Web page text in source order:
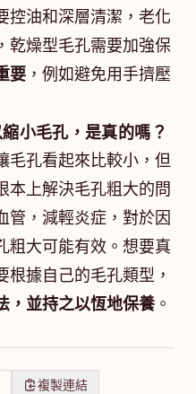
控油和深層清潔，老化
乾燥型毛孔需要加強保
要 ，例如避免用手擠壓
小毛孔，是真的嗎？
毛孔看起來比較小，但
本上解決毛孔粗大的問
管，減輕炎症，對於因
粗大可能有效。想要真
據自己的毛孔類型，
，並持之以恆地保養。
複製連結